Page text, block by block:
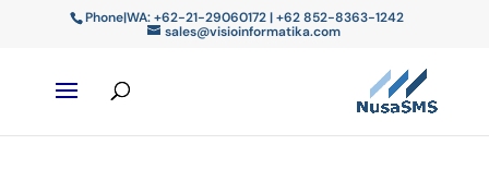
Phone|WA: +62-21-29060172 | +62 852-8363-1242
sales@visioinformatika.com